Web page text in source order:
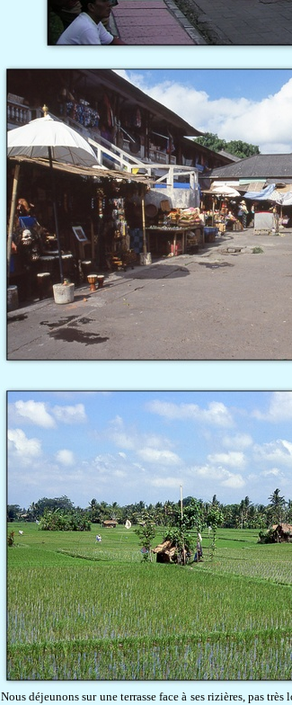
Nous déjeunons sur une terrasse face à ses rizières, pas